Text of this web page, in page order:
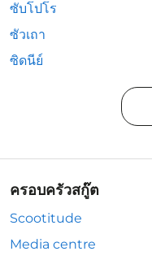
ซับโปโร
ซัวเถา
ซิดนีย์
ครอบครัวสกู๊ต
Scootitude
Media centre